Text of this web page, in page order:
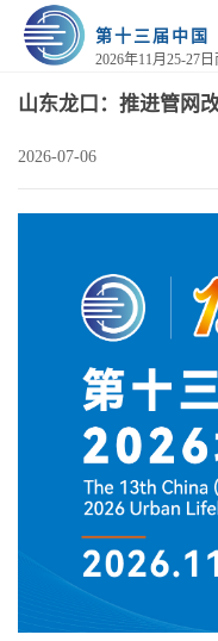
第十三届中国
2026年11月25-27
山东龙口：推进管网
2026-07-06